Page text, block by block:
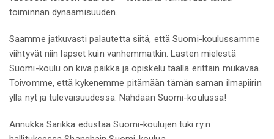
toiminnan dynaamisuuden.
Saamme jatkuvasti palautetta siitä, että Suomi-koulussamme
viihtyvät niin lapset kuin vanhemmatkin. Lasten mielestä
Suomi-koulu on kiva paikka ja opiskelu täällä erittäin mukavaa.
Toivomme, että kykenemme pitämään tämän saman ilmapiirin
yllä nyt ja tulevaisuudessa. Nähdään Suomi-koulussa!
Annukka Sarikka edustaa Suomi-koulujen tuki ry:n